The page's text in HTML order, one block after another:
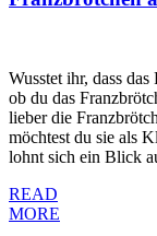
Wusstet ihr, dass
ob du das
lieber die
möchtest du sie als
lohnt sich ein Blick
READ
MORE